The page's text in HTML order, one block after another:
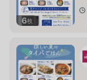
6枚